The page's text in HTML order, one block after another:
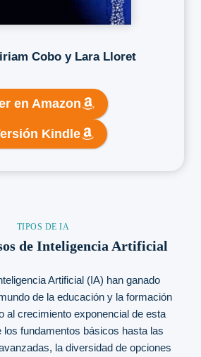
Cobo y Lara Lloret
en Amazon
Kindle
TIPOS DE IA
de Inteligencia Artificial
Artificial (IA) han ganado
de la educación y la formación
al crecimiento exponencial de esta
los fundamentos básicos hasta las
la diversidad de opciones